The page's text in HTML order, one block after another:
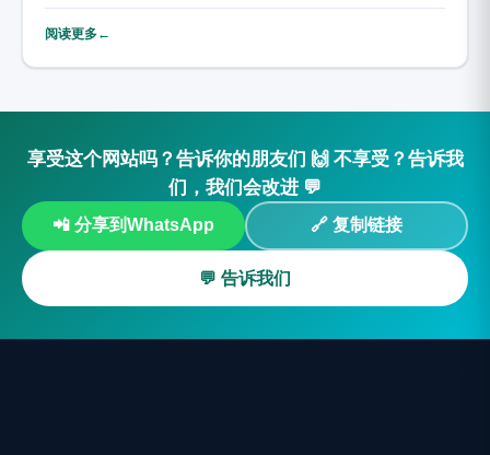
阅读更多←
享受这个网站吗？告诉你的朋友们 🙌 不享受？告诉我
们，我们会改进 💬
📲 分享到WhatsApp 🔗 复制链接
💬 告诉我们